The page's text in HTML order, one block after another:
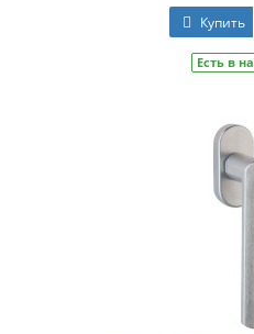
Купить
Есть в